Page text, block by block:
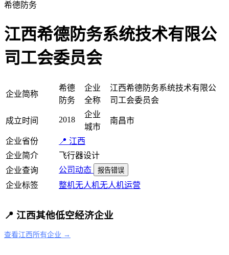
希德防务
江西希德防务系统技术有限公
司工会委员会
企业简称
希德
防务
企业
全称
江西希德防务系统技术有限公
司工会委员会
成立时间 2018
企业
城市
南昌市
企业省份
📍 江西
企业简介
飞行器设计
企业查询
公司动态 报告错误
企业标签 整机无人机无人机运营
📍 江西其他低空经济企业
查看江西所有企业 →